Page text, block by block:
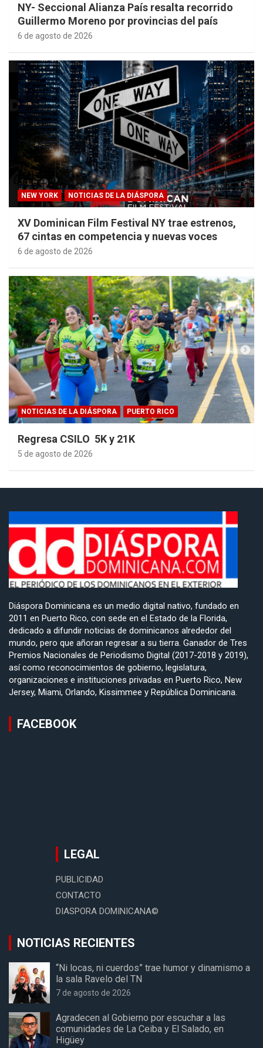
NY- Seccional Alianza País resalta recorrido
Guillermo Moreno por provincias del país
6 de agosto de 2026
NEW YORK NOTICIAS DE LA DIÁSPORA
XV Dominican Film Festival NY trae estrenos,
67 cintas en competencia y nuevas voces
6 de agosto de 2026
NOTICIAS DE LA DIÁSPORA PUERTO RICO
Regresa CSILO 5K y 21K
5 de agosto de 2026
Diáspora Dominicana es un medio digital nativo, fundado en
2011 en Puerto Rico, con sede en el Estado de la Florida,
dedicado a difundir noticias de dominicanos alrededor del
mundo, pero que añoran regresar a su tierra. Ganador de Tres
Premios Nacionales de Periodismo Digital (2017-2018 y 2019),
así como reconocimientos de gobierno, legislatura,
organizaciones e instituciones privadas en Puerto Rico, New
Jersey, Miami, Orlando, Kissimmee y República Dominicana.
FACEBOOK
LEGAL
PUBLICIDAD
CONTACTO
DIASPORA DOMINICANA©
NOTICIAS RECIENTES
“Ni locas, ni cuerdos” trae humor y dinamismo a
la sala Ravelo del TN
7 de agosto de 2026
Agradecen al Gobierno por escuchar a las
comunidades de La Ceiba y El Salado, en
Higüey